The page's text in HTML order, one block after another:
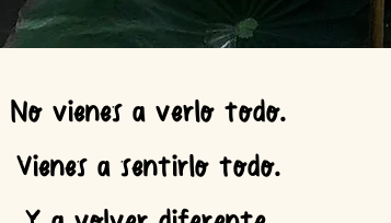
No vienes a verlo todo.
Vienes a sentirlo todo.